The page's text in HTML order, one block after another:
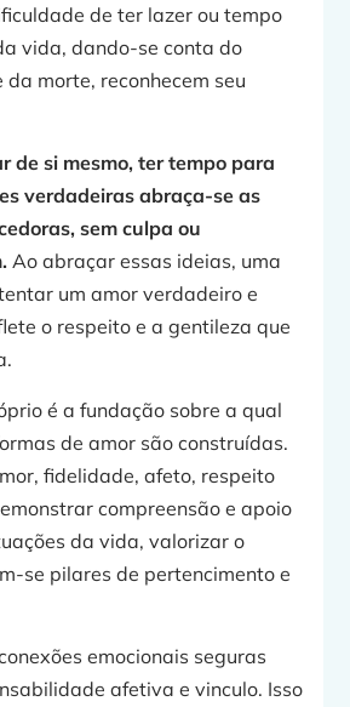
de ter lazer ou tempo
vida, dando-se conta do
da morte, reconhecem seu
de si mesmo, ter tempo para
verdadeiras abraça-se as
sem culpa ou
Ao abraçar essas ideias, uma
um amor verdadeiro e
o respeito e a gentileza que
é a fundação sobre a qual
de amor são construídas.
fidelidade, afeto, respeito
compreensão e apoio
da vida, valorizar o
se pilares de pertencimento e
emocionais seguras
afetiva e vinculo. Isso